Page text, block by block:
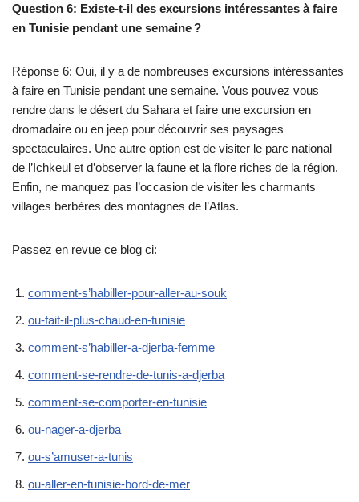
Question 6: Existe-t-il des excursions intéressantes à faire
en Tunisie pendant une semaine ?
Réponse 6: Oui, il y a de nombreuses excursions intéressantes
à faire en Tunisie pendant une semaine. Vous pouvez vous
rendre dans le désert du Sahara et faire une excursion en
dromadaire ou en jeep pour découvrir ses paysages
spectaculaires. Une autre option est de visiter le parc national
de l’Ichkeul et d’observer la faune et la flore riches de la région.
Enfin, ne manquez pas l’occasion de visiter les charmants
villages berbères des montagnes de l’Atlas.
Passez en revue ce blog ci:
comment-s’habiller-pour-aller-au-souk
ou-fait-il-plus-chaud-en-tunisie
comment-s’habiller-a-djerba-femme
comment-se-rendre-de-tunis-a-djerba
comment-se-comporter-en-tunisie
ou-nager-a-djerba
ou-s’amuser-a-tunis
ou-aller-en-tunisie-bord-de-mer